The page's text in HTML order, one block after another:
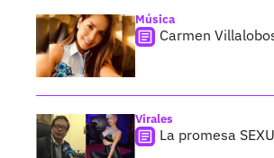
Música
Carmen
Virales
La promesa